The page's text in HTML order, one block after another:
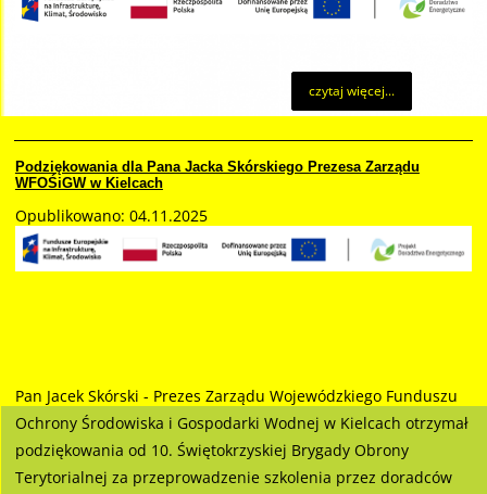
czytaj więcej...
Podziękowania dla Pana Jacka Skórskiego Prezesa Zarządu
WFOŚiGW w Kielcach
Opublikowano: 04.11.2025
Pan Jacek Skórski - Prezes Zarządu Wojewódzkiego Funduszu
Ochrony Środowiska i Gospodarki Wodnej w Kielcach otrzymał
podziękowania od 10. Świętokrzyskiej Brygady Obrony
Terytorialnej za przeprowadzenie szkolenia przez doradców